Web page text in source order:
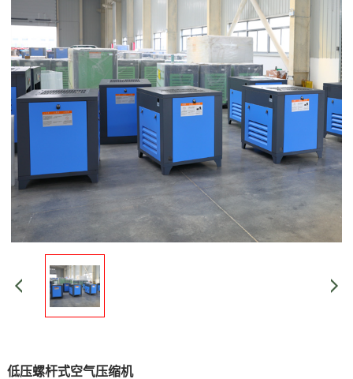
低压螺杆式空气压缩机